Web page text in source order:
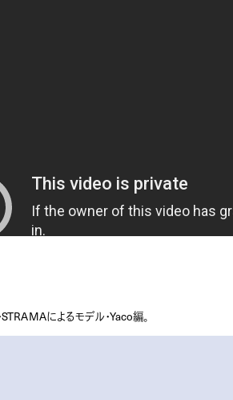
によるモデル・Yaco編。